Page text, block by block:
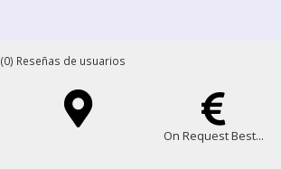
(0) Reseñas de usuarios
On Request Best...